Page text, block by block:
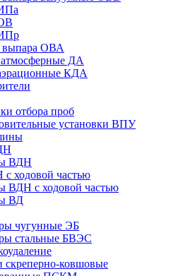
выпара ОВА
ДА
КДА
отбора проб
установки ВПУ
ВДН
ходовой частью
ВДН с ходовой частью
ВД
чугунные ЭБ
стальные БВЭС
ковшовые